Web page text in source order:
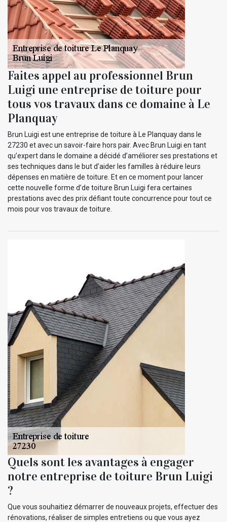
Faites appel au professionnel Brun
Luigi une entreprise de toiture pour
tous vos travaux dans ce domaine à Le
Planquay
Brun Luigi est une entreprise de toiture à Le Planquay dans le
27230 et avec un savoir-faire hors pair. Avec Brun Luigi en tant
qu’expert dans le domaine a décidé d’améliorer ses prestations et
ses techniques dans le but d’aider les familles à réduire leurs
dépenses en matière de toiture. Et en ce moment pour lancer
cette nouvelle forme d’de toiture Brun Luigi fera certaines
prestations avec des prix défiant toute concurrence pour tout ce
mois pour vos travaux de toiture.
Quels sont les avantages à engager
notre entreprise de toiture Brun Luigi
?
Que vous souhaitiez démarrer de nouveaux projets, effectuer des
rénovations, réaliser de simples entretiens ou que vous ayez